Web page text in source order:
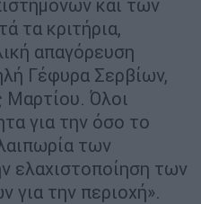
και των
τα κριτήρια,
απαγόρευση
Γέφυρα Σερβίων,
Μαρτίου. Όλοι
για την όσο το
των
ελαχιστοποίηση των
για την περιοχή».